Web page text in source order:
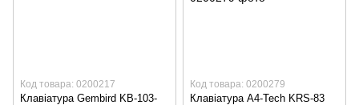
Код товара: 0200217
Клавіатура Gembird KB-103-
Код товара: 0200279
Клавіатура A4-Tech KRS-83